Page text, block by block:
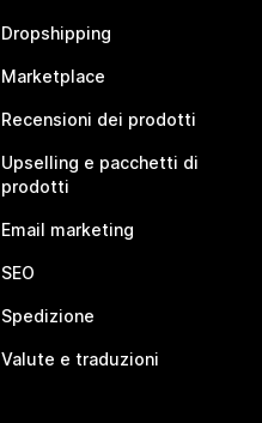
Dropshipping
Marketplace
Recensioni dei prodotti
Upselling e pacchetti di
prodotti
Email marketing
SEO
Spedizione
Valute e traduzioni